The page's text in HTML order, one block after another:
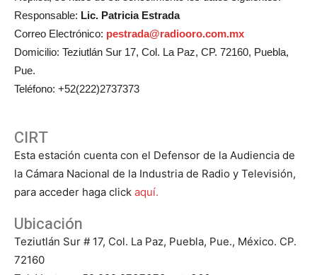
Responsable: Lic. Patricia Estrada
Correo Electrónico: pestrada@radiooro.com.mx
Domicilio: Teziutlán Sur 17, Col. La Paz, CP. 72160, Puebla,
Pue.
Teléfono: +52(222)2737373
CIRT
Esta estación cuenta con el Defensor de la Audiencia de
la Cámara Nacional de la Industria de Radio y Televisión,
para acceder haga click aquí.
Ubicación
Teziutlán Sur # 17, Col. La Paz, Puebla, Pue., México. CP.
72160